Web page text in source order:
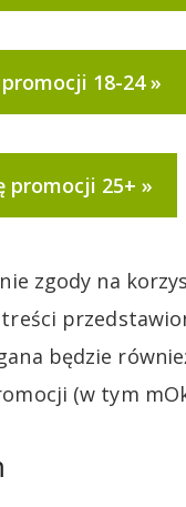
18-24
promocji 25+
zgody na
będzie
(w tym